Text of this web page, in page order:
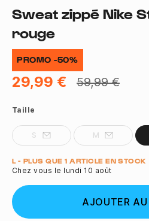
Sweat zippé Nike
rouge
PROMO -50%
29,99 € 59,99 €
Taille
S M
Quantité
L - PLUS QUE 1 ARTICLE EN STOCK
Chez vous le lundi 10 août
AJOUTER AU